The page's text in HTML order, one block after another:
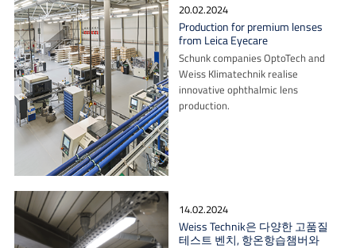
20.02.2024
Production for premium lenses
from Leica Eyecare
Schunk companies OptoTech and
Weiss Klimatechnik realise
innovative ophthalmic lens
production.
14.02.2024
Weiss Technik은 다양한 고품질
테스트 벤치, 항온항습챔버와